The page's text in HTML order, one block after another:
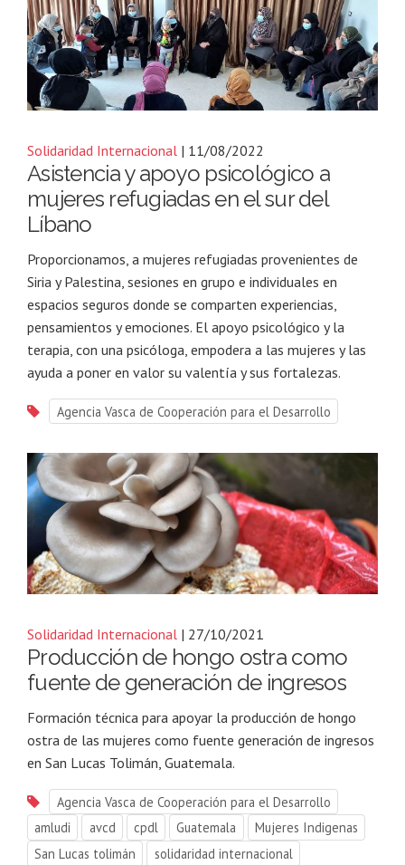
Solidaridad Internacional | 11/08/2022
Asistencia y apoyo psicológico a
mujeres refugiadas en el sur del
Líbano
Proporcionamos, a mujeres refugiadas provenientes de
Siria y Palestina, sesiones en grupo e individuales en
espacios seguros donde se comparten experiencias,
pensamientos y emociones. El apoyo psicológico y la
terapia, con una psicóloga, empodera a las mujeres y las
ayuda a poner en valor su valentía y sus fortalezas.
Agencia Vasca de Cooperación para el Desarrollo
Solidaridad Internacional | 27/10/2021
Producción de hongo ostra como
fuente de generación de ingresos
Formación técnica para apoyar la producción de hongo
ostra de las mujeres como fuente generación de ingresos
en San Lucas Tolimán, Guatemala.
Agencia Vasca de Cooperación para el Desarrollo
amludi
avcd cpdl Guatemala
Mujeres Indigenas
San Lucas tolimán
solidaridad internacional